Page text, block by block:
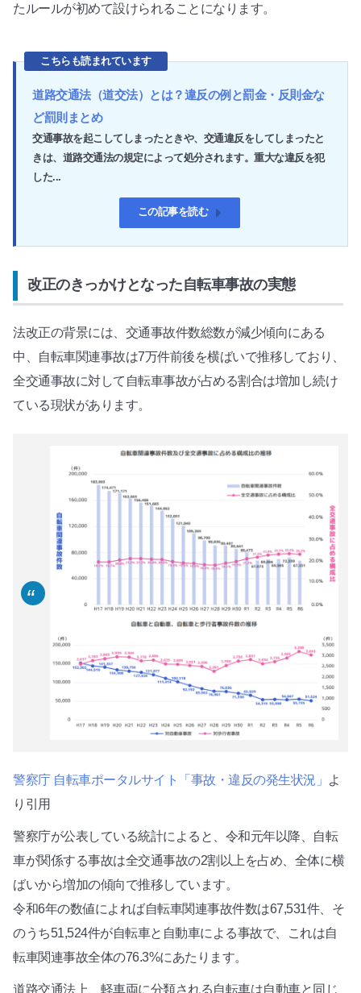
たルールが初めて設けられることになります。
こちらも読まれています
道路交通法（道交法）とは？違反の例と罰金・反則金な
ど罰則まとめ
交通事故を起こしてしまったときや、交通違反をしてしまったと
きは、道路交通法の規定によって処分されます。重大な違反を犯
した...
この記事を読む
改正のきっかけとなった自転車事故の実態
法改正の背景には、交通事故件数総数が減少傾向にある
中、自転車関連事故は7万件前後を横ばいで推移しており、
全交通事故に対して自転車事故が占める割合は増加し続け
ている現状があります。
警察庁 自転車ポータルサイト「事故・違反の発生状況」 よ
り引用
警察庁が公表している統計によると、令和元年以降、自転
車が関係する事故は全交通事故の2割以上を占め、全体に横
ばいから増加の傾向で推移しています。
令和6年の数値によれば自転車関連事故件数は67,531件、そ
のうち51,524件が自転車と自動車による事故で、これは自
転車関連事故全体の76.3%にあたります。
道路交通法上、軽車両に分類される自転車は自動車と同じ